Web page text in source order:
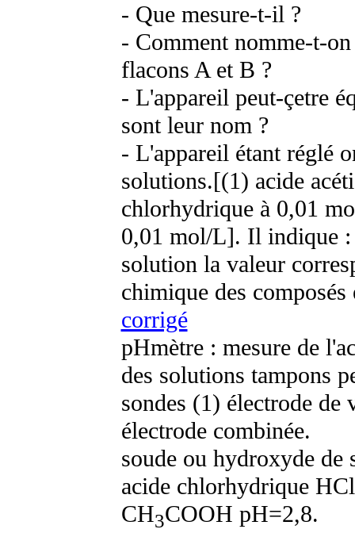
- Que mesure-t-il ?
- Comment nomme-t-
flacons A et B ?
- L'appareil peut-çetre
sont leur nom ?
- L'appareil étant réglé
solutions.[(1) acide
chlorhydrique à 0,01
0,01 mol/L]. Il indique
solution la valeur
chimique des
corrigé
pHmètre : mesure de
des solutions tampons
sondes (1) électrode de
électrode combinée.
soude ou hydroxyde
acide chlorhydrique
CH3COOH pH=2,8.